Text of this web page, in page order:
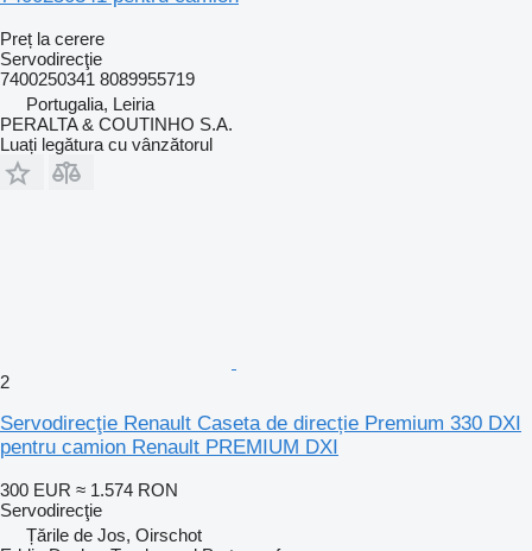
Preț la cerere
Servodirecţie
7400250341 8089955719
Portugalia, Leiria
PERALTA & COUTINHO S.A.
Luați legătura cu vânzătorul
2
Servodirecţie Renault Caseta de direcție Premium 330 DXI
pentru camion Renault PREMIUM DXI
300 EUR ≈ 1.574 RON
Servodirecţie
Țările de Jos, Oirschot